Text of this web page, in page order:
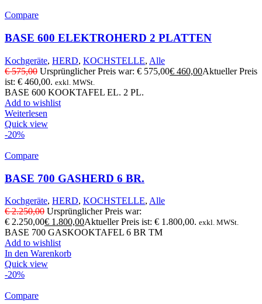
Compare
BASE 600 ELEKTROHERD 2 PLATTEN
Kochgeräte, HERD, KOCHSTELLE, Alle
€575,00 Ursprünglicher Preis war: € 575,00€ 460,00Aktueller Preis
ist: € 460,00. exkl. MWSt.
BASE 600 KOOKTAFEL EL. 2 PL.
Add to wishlist
Weiterlesen
Quick view
-20%
Compare
BASE 700 GASHERD 6 BR.
Kochgeräte, HERD, KOCHSTELLE, Alle
€2.250,00 Ursprünglicher Preis war:
€ 2.250,00€ 1.800,00Aktueller Preis ist: € 1.800,00. exkl. MWSt.
BASE 700 GASKOOKTAFEL 6 BR TM
Add to wishlist
In den Warenkorb
Quick view
-20%
Compare